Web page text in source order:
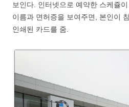
보인다. 인터넷으로 예약한 스케쥴
이름과 면허증을 보여주면, 본인이
인쇄된 카드를 줌.